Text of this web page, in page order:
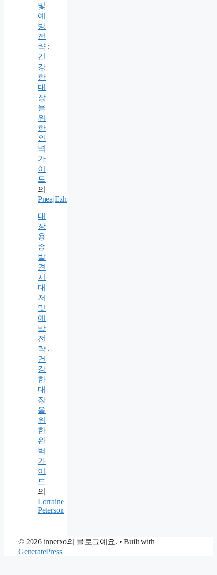
및
예
방
전
략 :
건
강
한
대
장
을
위
한
완
벽
가
이
드
의
PneajEzh
대
장
용
종
발
견
시
대
처
및
예
방
전
략 :
건
강
한
대
장
을
위
한
완
벽
가
이
드
의
Lorraine
Peterson
© 2026 innerxo의 블로그예요. • Built with
GeneratePress